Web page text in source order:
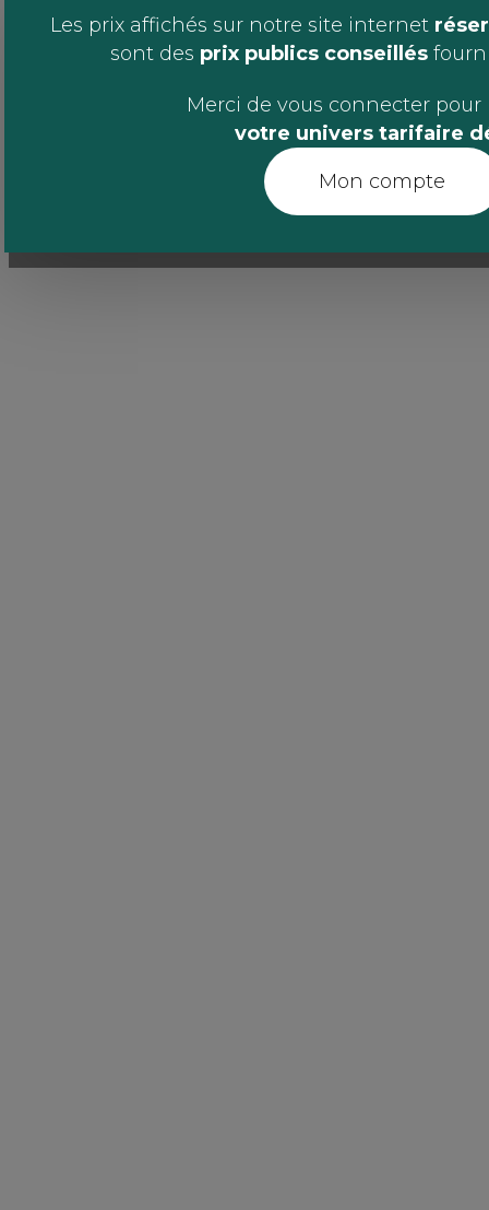
Les prix affichés sur notre site internet
sont des prix publics conseillés
Merci de vous connecter pour
votre univers tarifaire
Mon compte